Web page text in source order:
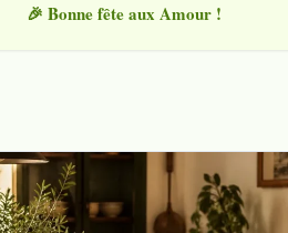
🎉 Bonne fête aux Amour !